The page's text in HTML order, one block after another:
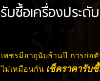
รับซื้อเครื่องประดั
เพชรมีอายุนับล้านปี การก่อ
ไม่เหมือนกัน เช็คราคารับ